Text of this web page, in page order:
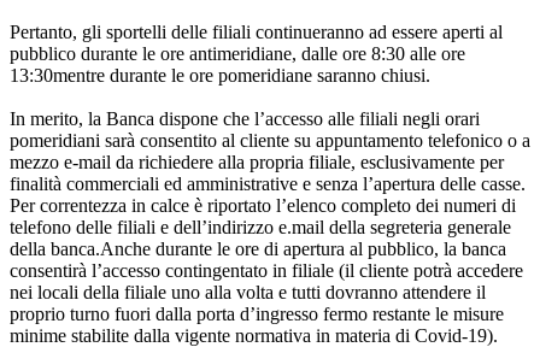
Pertanto, gli sportelli delle filiali continueranno ad essere aperti al
pubblico durante le ore antimeridiane, dalle ore 8:30 alle ore
13:30mentre durante le ore pomeridiane saranno chiusi.
In merito, la Banca dispone che l’accesso alle filiali negli orari
pomeridiani sarà consentito al cliente su appuntamento telefonico o a
mezzo e-mail da richiedere alla propria filiale, esclusivamente per
finalità commerciali ed amministrative e senza l’apertura delle casse.
Per correntezza in calce è riportato l’elenco completo dei numeri di
telefono delle filiali e dell’indirizzo e.mail della segreteria generale
della banca.Anche durante le ore di apertura al pubblico, la banca
consentirà l’accesso contingentato in filiale (il cliente potrà accedere
nei locali della filiale uno alla volta e tutti dovranno attendere il
proprio turno fuori dalla porta d’ingresso fermo restante le misure
minime stabilite dalla vigente normativa in materia di Covid-19).